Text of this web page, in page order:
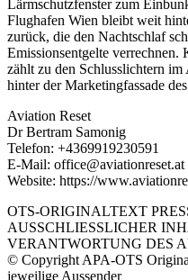
Lärmschutzfenster zum
Flughafen Wien bleibt weit
zurück, die den Nachtschlaf
Emissionsentgelte verrechnen.
zählt zu den Schlusslichtern
hinter der Marketingfassade
Aviation Reset
Dr Bertram Samonig
Telefon: +4369919230591
E-Mail: office@aviationreset.at
Website: https://
OTS-ORIGINALTEXT
AUSSCHLIESSLICHER
VERANTWORTUNG DES
© Copyright APA-OTS
jeweilige Aussender